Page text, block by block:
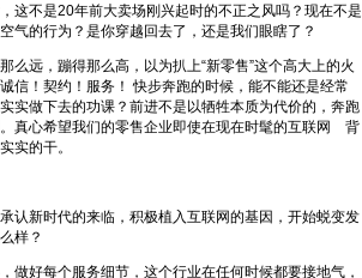
这不是20年前大卖场刚兴起时的不正之风吗？现在不是
气的行为？是你穿越回去了，还是我们眼瞎了？
远，蹦得那么高，以为扒上“新零售”这个高大上的火
信！契约！服务！ 快步奔跑的时候，能不能还是经常
实做下去的功课？前进不是以牺牲本质为代价的，奔跑
真心希望我们的零售企业即使在现在时髦的互联网
背
实的干。
新时代的来临，积极植入互联网的基因，开始蜕变发
样？
好每个服务细节，这个行业在任何时候都要接地气，